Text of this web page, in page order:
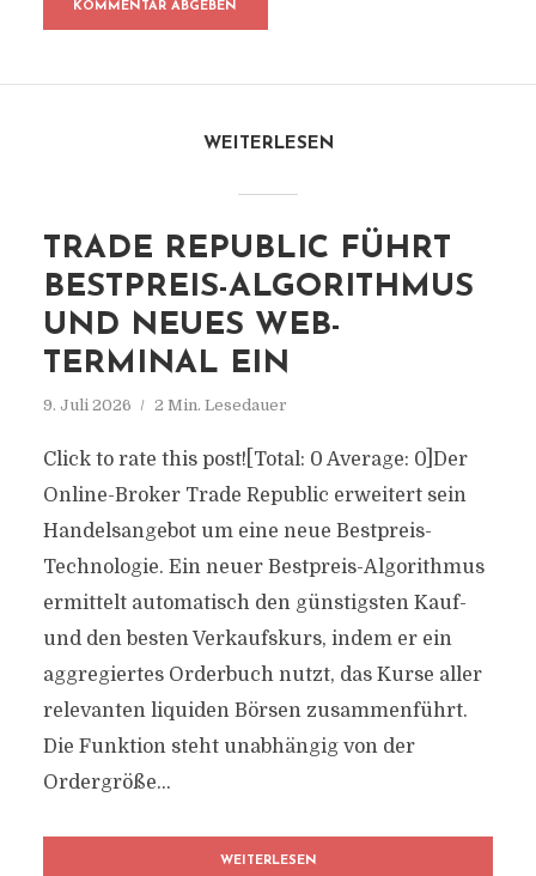
WEITERLESEN
TRADE REPUBLIC FÜHRT
BESTPREIS-ALGORITHMUS
UND NEUES WEB-
TERMINAL EIN
9. Juli 2026 2 Min. Lesedauer
Click to rate this post![Total: 0 Average: 0]Der
Online-Broker Trade Republic erweitert sein
Handelsangebot um eine neue Bestpreis-
Technologie. Ein neuer Bestpreis-Algorithmus
ermittelt automatisch den günstigsten Kauf-
und den besten Verkaufskurs, indem er ein
aggregiertes Orderbuch nutzt, das Kurse aller
relevanten liquiden Börsen zusammenführt.
Die Funktion steht unabhängig von der
Ordergröße...
WEITERLESEN